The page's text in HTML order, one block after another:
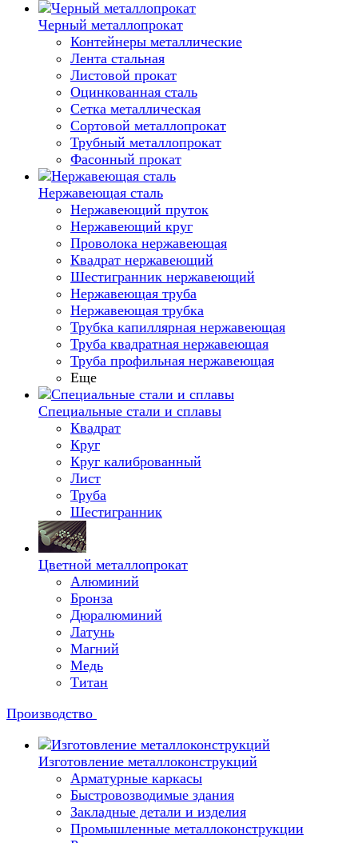
Черный металлопрокат
Контейнеры металлические
Лента стальная
Листовой прокат
Оцинкованная сталь
Сетка металлическая
Сортовой металлопрокат
Трубный металлопрокат
Фасонный прокат
Нержавеющая сталь
Нержавеющий пруток
Нержавеющий круг
Проволока нержавеющая
Квадрат нержавеющий
Шестигранник нержавеющий
Нержавеющая труба
Нержавеющая трубка
Трубка капиллярная нержавеющая
Труба квадратная нержавеющая
Труба профильная нержавеющая
Еще
Специальные стали и сплавы
Квадрат
Круг
Круг калиброванный
Лист
Труба
Шестигранник
Цветной металлопрокат
Алюминий
Бронза
Дюралюминий
Латунь
Магний
Медь
Титан
Производство
Изготовление металлоконструкций
Арматурные каркасы
Быстровозводимые здания
Закладные детали и изделия
Промышленные металлоконструкции